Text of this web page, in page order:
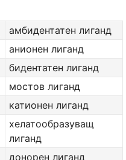
амбидентатен лиганд
анионен лиганд
бидентатен лиганд
мостов лиганд
катионен лиганд
хелатообразуващ
лиганд
донорен лиганд